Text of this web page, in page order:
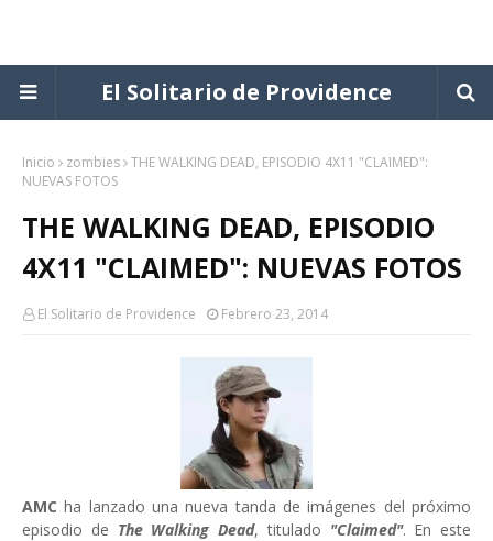
El Solitario de Providence
Inicio zombies THE WALKING DEAD, EPISODIO 4X11 "CLAIMED":
NUEVAS FOTOS
THE WALKING DEAD, EPISODIO
4X11 "CLAIMED": NUEVAS FOTOS
El Solitario de Providence Febrero 23, 2014
AMCha lanzado una nueva tanda de imágenes del próximo
episodio de The Walking Dead, titulado "Claimed". En este